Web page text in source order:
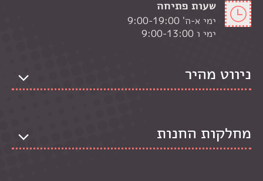
שעות פתיחה
ימי א-ה' 9:00-19:00
ימי ו 9:00-13:00
ניווט מהיר
מחלקות החנות